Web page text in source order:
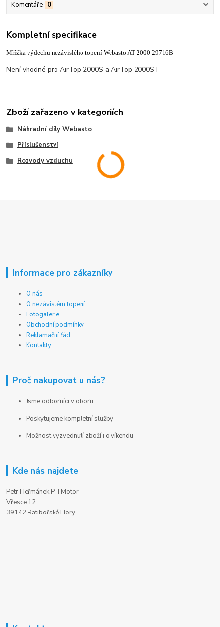
Komentáře 0
Kompletní specifikace
Mřížka výdechu nezávislého topení Webasto AT 2000 29716B
Není vhodné pro AirTop 2000S a AirTop 2000ST
Zboží zařazeno v kategoriích
Náhradní díly Webasto
Příslušenství
Rozvody vzduchu
Informace pro zákazníky
O nás
O nezávislém topení
Fotogalerie
Obchodní podmínky
Reklamační řád
Kontakty
Proč nakupovat u nás?
Jsme odborníci v oboru
Poskytujeme kompletní služby
Možnost vyzvednutí zboží i o víkendu
Kde nás najdete
Petr Heřmánek PH Motor
Vřesce 12
39142 Ratibořské Hory